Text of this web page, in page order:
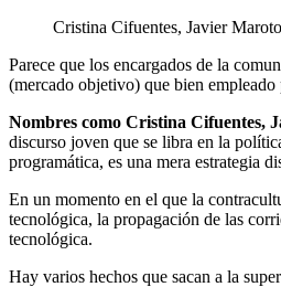
Cristina Cifuentes, Javier
Parece que los encargados de la
(mercado objetivo) que bien
Nombres como Cristina Cifuentes,
discurso joven que se libra en la
programática, es una mera estrategia
En un momento en el que la
tecnológica, la propagación de las
tecnológica.
Hay varios hechos que sacan a la